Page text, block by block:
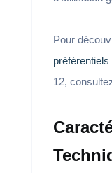
Pour
12,